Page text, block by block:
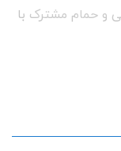
و حمام مشترک با
و نگهبانی نزدیک
می باشد. با داشتن